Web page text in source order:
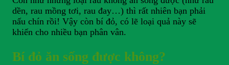
dền, rau mồng tơi, rau đay…) thì rất nhiên bạn phải
nấu chín rồi! Vậy còn bí đỏ, có lẽ loại quả này sẽ
khiến cho nhiều bạn phân vân.
Bí đỏ ăn sống được không?